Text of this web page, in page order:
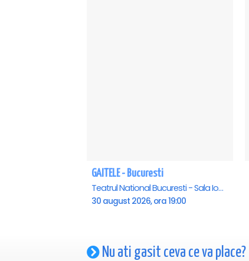
GAITELE - Bucuresti
Teatrul National Bucuresti - Sala Ion Caramitru, Bucuresti
30 august 2026, ora 19:00
Nu ati gasit ceva ce va place?